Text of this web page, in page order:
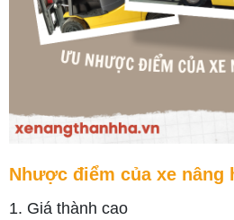
Nhược điểm của xe nâng
1. Giá thành cao